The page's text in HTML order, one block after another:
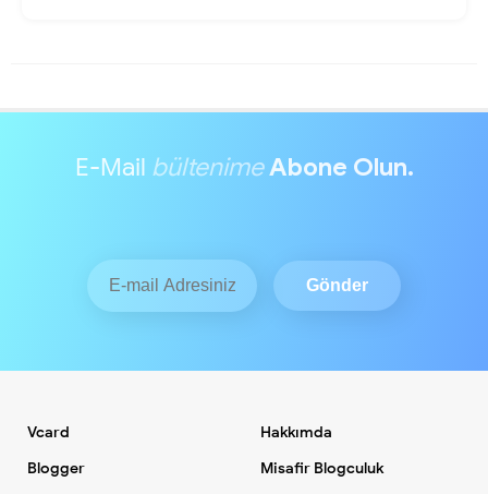
E-Mail bültenimeAbone Olun.
Vcard
Hakkımda
Blogger
Misafir Blogculuk